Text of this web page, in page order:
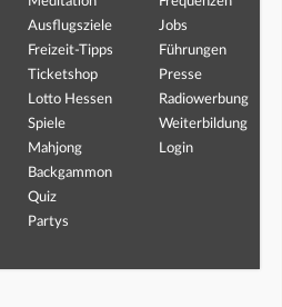
Ausflugsziele
Freizeit-Tipps
Ticketshop
Lotto Hessen
Spiele
Mahjong
Backgammon
Quiz
Partys
Jobs
Führungen
Presse
Radiowerbung
Weiterbildung
Login